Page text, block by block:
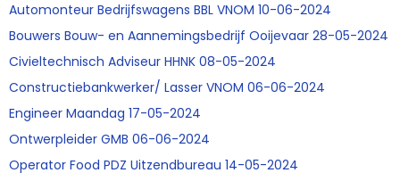
Automonteur Bedrijfswagens BBL VNOM 10-06-2024
Bouwers Bouw- en Aannemingsbedrijf Ooijevaar 28-05-2024
Civieltechnisch Adviseur HHNK 08-05-2024
Constructiebankwerker/ Lasser VNOM 06-06-2024
Engineer Maandag 17-05-2024
Ontwerpleider GMB 06-06-2024
Operator Food PDZ Uitzendbureau 14-05-2024